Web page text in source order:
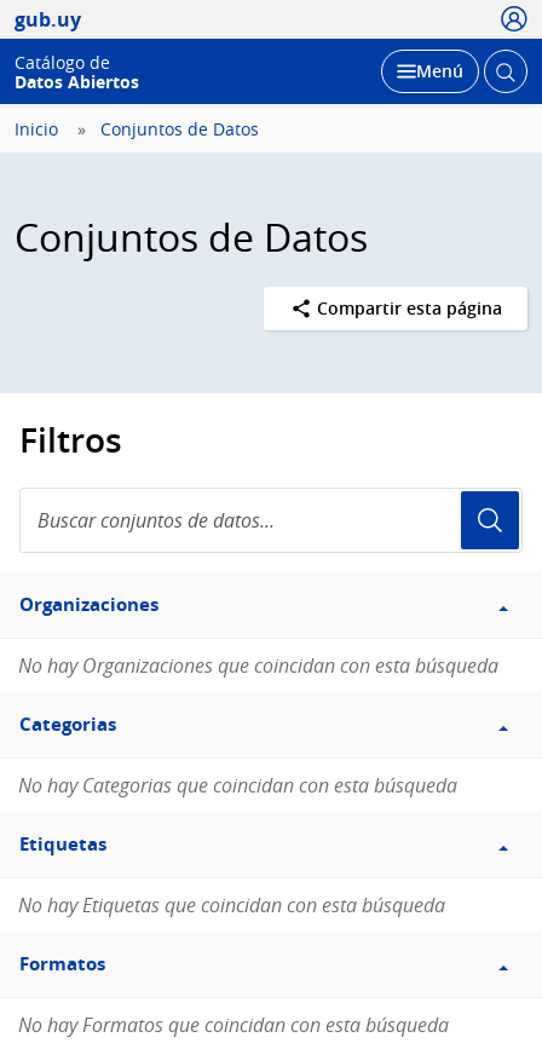
gub.uy
Catálogo de
Datos Abiertos
Desplegar
Menú Abrir
Inicio Conjuntos de Datos
Conjuntos de Datos
Compartir esta página
Filtros
conjuntos
de
Filtro
Organizaciones
Organizaciones
No hay Organizaciones que coincidan con esta búsqueda
Filtro
Categorias
Categorias
No hay Categorias que coincidan con esta búsqueda
Filtro
Etiquetas
Etiquetas
No hay Etiquetas que coincidan con esta búsqueda
Filtro
Formatos
Formatos
No hay Formatos que coincidan con esta búsqueda